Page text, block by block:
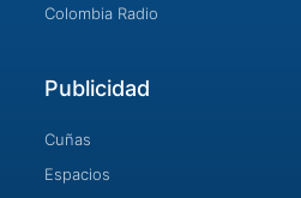
Colombia Radio
Publicidad
Cuñas
Espacios